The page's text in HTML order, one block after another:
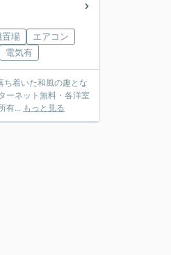
置場
エアコン
電気有
ち着いた和風の趣とな
ーネット無料・各洋室
有... もっと見る